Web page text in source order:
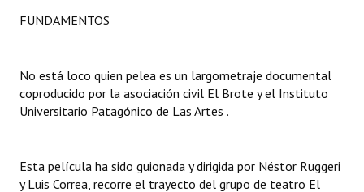
Proyectos Presentados
Dictámenes Asesoría Letrada
Informes de Unidad Coordinadora
FUNDAMENTOS
No está loco quien pelea es un largometraje documental
coproducido por la asociación civil El Brote y el Instituto
Universitario Patagónico de Las Artes .
Esta película ha sido guionada y dirigida por Néstor Ruggeri
y Luis Correa, recorre el trayecto del grupo de teatro El